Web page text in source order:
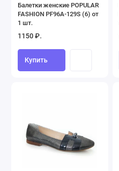
Балетки женские POPULAR
FASHION PF96A-129S (6) от
1 шт.
1150 ₽.
Купить